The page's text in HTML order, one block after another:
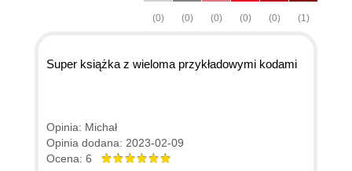
(1)
(0)
(0)
(0)
(0)
(0)
Super książka z wieloma przykładowymi kodami
Opinia: Michał
Opinia dodana: 2023-02-09
Ocena: 6